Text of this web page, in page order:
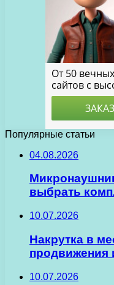
Популярные статьи
04.08.2026
выбрать
10.07.2026
Накрутка в
продвижения
10.07.2026